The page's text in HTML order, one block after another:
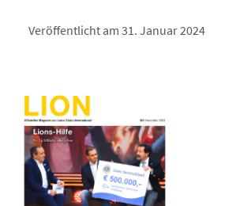
Veröffentlicht am 31. Januar 2024